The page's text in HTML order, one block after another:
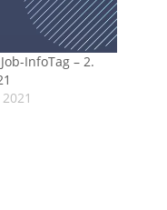
InfoTag – 2.